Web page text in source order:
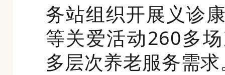
务站组织开展义诊
等关爱活动260多
多层次养老服务需